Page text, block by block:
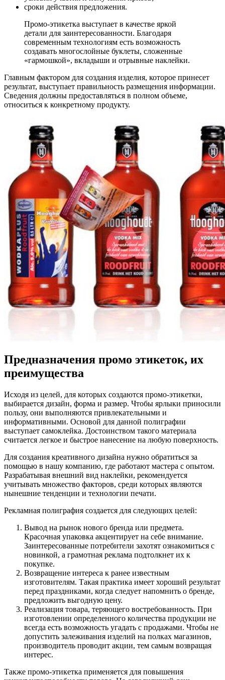
сроки действия предложения.
Промо-этикетка выступает в качестве яркой
детали для заинтересованности. Благодаря
современным технологиям есть возможность
создавать многослойные буклеты, сложенные
«гармошкой», вкладыши и отрывные наклейки.
Главным фактором для создания изделия, которое принесет
результат, выступает правильность размещения информации.
Сведения должны предоставляться в полном объеме,
относиться к конкретному продукту.
Предназначения промо этикеток, их
преимущества
Исходя из целей, для которых создаются промо-этикетки,
выбирается дизайн, форма и размер. Чтобы ярлыки приносили
пользу, они выполняются привлекательными и
информативными. Основой для данной полиграфии
выступает самоклейка. Достоинством такого материала
считается легкое и быстрое нанесение на любую поверхность.
Для создания креативного дизайна нужно обратиться за
помощью в нашу компанию, где работают мастера с опытом.
Разрабатывая внешний вид наклейки, рекомендуется
учитывать множество факторов, среди которых являются
нынешние тенденции и технологии печати.
Рекламная полиграфия создается для следующих целей:
Вывод на рынок нового бренда или предмета.
Красочная упаковка акцентирует на себе внимание.
Заинтересованные потребители захотят ознакомиться с
новинкой, а грамотная реклама подтолкнет их к
покупке.
Возвращение интереса к ранее известным
изготовителям. Такая практика имеет хороший результат
перед праздниками, когда следует напомнить о бренде,
предложить выгодную цену.
Реализация товара, теряющего востребованность. При
изготовлении определенного количества продукции не
всегда есть возможность угадать с продажами. Чтобы не
допустить залеживания изделий на полках магазинов,
производитель проводит акции, тем самым возвращая
интерес.
Также промо-этикетка применяется для повышения